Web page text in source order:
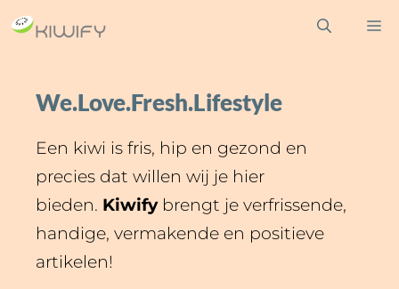
Ga
naar
inhoudWe.Love.Fresh.Lifestyle
Een kiwi is fris, hip en gezond en
precies dat willen wij je hier
bieden. Kiwifybrengt je verfrissende,
handige, vermakende en positieve
artikelen!